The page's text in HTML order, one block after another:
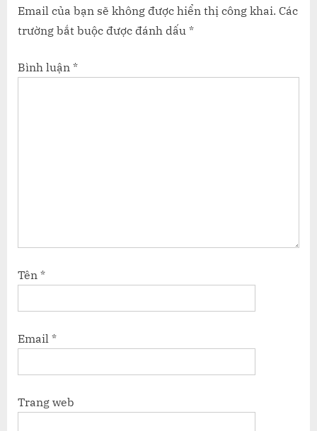
Email của bạn sẽ không được hiển thị công khai. Các
trường bắt buộc được đánh dấu *
Bình luận *
Tên *
Email *
Trang web